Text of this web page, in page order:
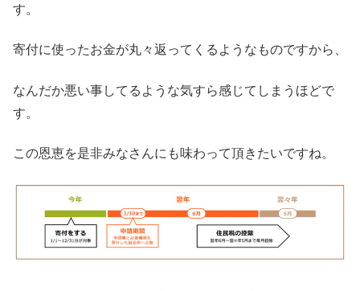
す。
寄付に使ったお金が丸々返ってくるようなものですから、
なんだか悪い事してるような気すら感じてしまうほどで
す。
この恩恵を是非みなさんにも味わって頂きたいですね。